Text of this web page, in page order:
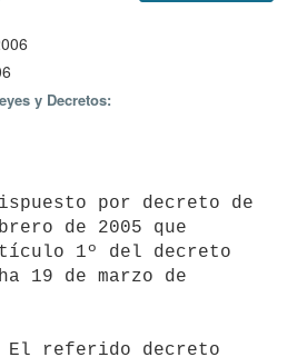
y Decretos:
de 2005 que
1º del decreto
19 de marzo de